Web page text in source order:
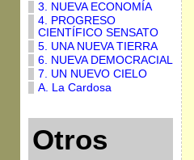
3. NUEVA ECONOMÍA
4. PROGRESO
CIENTÍFICO SENSATO
5. UNA NUEVA TIERRA
6. NUEVA DEMOCRACIAL
7. UN NUEVO CIELO
A. La Cardosa
Otros